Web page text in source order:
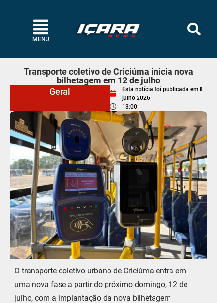
MENU
Transporte coletivo de Criciúma inicia nova
bilhetagem em 12 de julho
Geral
Esta notícia foi publicada em 8
julho 2026
13:00
O transporte coletivo urbano de Criciúma entra em
uma nova fase a partir do próximo domingo, 12 de
julho, com a implantação da nova bilhetagem